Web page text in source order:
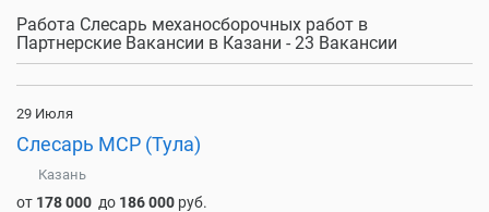
Работа Слесарь механосборочных работ в
Партнерские Вакансии в Казани - 23 Вакансии
29 Июля
Слесарь МСР (Тула)
Казань
от 178 000 до 186 000 руб.